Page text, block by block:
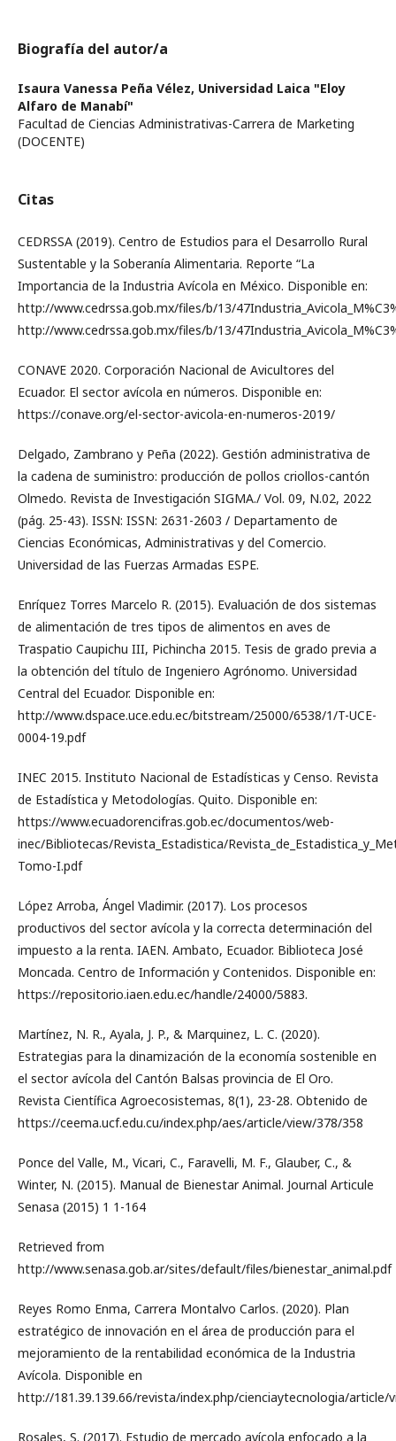
Biografía del autor/a
Isaura Vanessa Peña Vélez, Universidad Laica "Eloy
Alfaro de Manabí"
Facultad de Ciencias Administrativas-Carrera de Marketing
(DOCENTE)
Citas
CEDRSSA (2019). Centro de Estudios para el Desarrollo Rural
Sustentable y la Soberanía Alimentaria. Reporte “La
Importancia de la Industria Avícola en México. Disponible en:
http://www.cedrssa.gob.mx/files/b/13/
http://www.cedrssa.gob.mx/files/b/13/
CONAVE 2020. Corporación Nacional de Avicultores del
Ecuador. El sector avícola en números. Disponible en:
https://conave.org/el-sector-avicola-en-numeros-2019/
Delgado, Zambrano y Peña (2022). Gestión administrativa de
la cadena de suministro: producción de pollos criollos-cantón
Olmedo. Revista de Investigación SIGMA./ Vol. 09, N.02, 2022
(pág. 25-43). ISSN: ISSN: 2631-2603 / Departamento de
Ciencias Económicas, Administrativas y del Comercio.
Universidad de las Fuerzas Armadas ESPE.
Enríquez Torres Marcelo R. (2015). Evaluación de dos sistemas
de alimentación de tres tipos de alimentos en aves de
Traspatio Caupichu III, Pichincha 2015. Tesis de grado previa a
la obtención del título de Ingeniero Agrónomo. Universidad
Central del Ecuador. Disponible en:
http://www.dspace.uce.edu.ec/bitstream/25000/6538/1/T-UCE-
0004-19.pdf
INEC 2015. Instituto Nacional de Estadísticas y Censo. Revista
de Estadística y Metodologías. Quito. Disponible en:
https://www.ecuadorencifras.gob.ec/documentos/web-
inec/Bibliotecas/Revista_Estadistica/
Tomo-I.pdf
López Arroba, Ángel Vladimir. (2017). Los procesos
productivos del sector avícola y la correcta determinación del
impuesto a la renta. IAEN. Ambato, Ecuador. Biblioteca José
Moncada. Centro de Información y Contenidos. Disponible en:
https://repositorio.iaen.edu.ec/handle/24000/5883.
Martínez, N. R., Ayala, J. P., & Marquinez, L. C. (2020).
Estrategias para la dinamización de la economía sostenible en
el sector avícola del Cantón Balsas provincia de El Oro.
Revista Científica Agroecosistemas, 8(1), 23-28. Obtenido de
https://ceema.ucf.edu.cu/index.php/aes/article/view/378/358
Ponce del Valle, M., Vicari, C., Faravelli, M. F., Glauber, C., &
Winter, N. (2015). Manual de Bienestar Animal. Journal Articule
Senasa (2015) 1 1-164
Retrieved from
http://www.senasa.gob.ar/sites/default/files/bienestar_animal.pdf
Reyes Romo Enma, Carrera Montalvo Carlos. (2020). Plan
estratégico de innovación en el área de producción para el
mejoramiento de la rentabilidad económica de la Industria
Avícola. Disponible en
http://181.39.139.66/revista/index.php/cienciaytecnologia/article/
Rosales, S. (2017). Estudio de mercado avícola enfocado a la